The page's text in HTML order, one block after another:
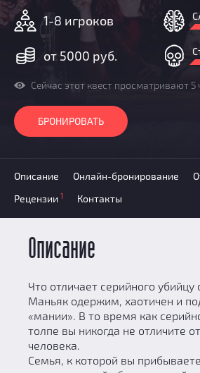
Новости
Добавить квест
Партнерам
1-8 игроков
от 5000 руб.
Сейчас этот квест просматривают 5
БРОНИРОВАТЬ
Описание Онлайн-бронирование
Рецензии 1 Контакты
Описание
Что отличает серийного убийцу
Маньяк одержим, хаотичен и
«мании». В то время как
толпе вы никогда не отличите
человека.
Семья, к которой вы